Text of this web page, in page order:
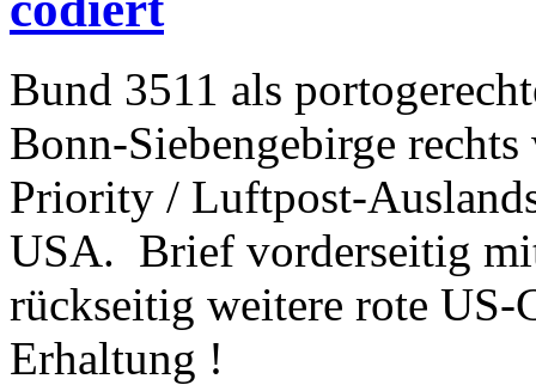
Bund 3511 als
Bonn-Siebengebirge
Priority / Luftpost-
USA. Brief vorderseitig
rückseitig weitere rote
Erhaltung !